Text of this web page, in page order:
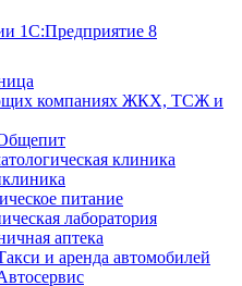
1С:Предприятие 8
компаниях ЖКХ, ТСЖ и
клиника
питание
лаборатория
аптека
и аренда автомобилей